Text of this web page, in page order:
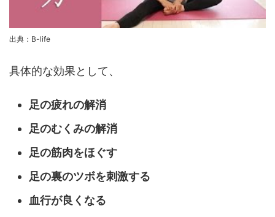
出典：B-life
具体的な効果として、
足の疲れの解消
足のむくみの解消
足の筋肉をほぐす
足の裏のツボを刺激する
血行が良くなる